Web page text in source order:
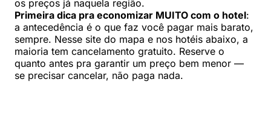
os preços já naquela região.
Primeira dica pra economizar MUITO com o hotel:
a antecedência é o que faz você pagar mais barato,
sempre. Nesse site do mapa e nos hotéis abaixo, a
maioria tem cancelamento gratuito. Reserve o
quanto antes pra garantir um preço bem menor —
se precisar cancelar, não paga nada.